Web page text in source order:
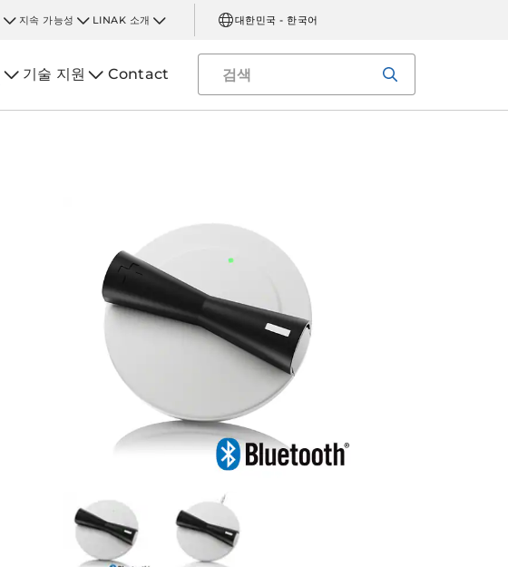
지속 가능성 LINAK 소개 대한민국 - 한국어
기술 지원 Contact